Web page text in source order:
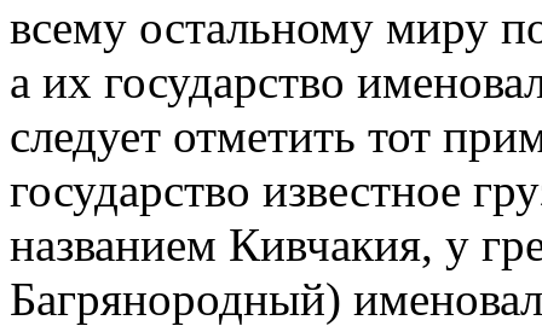
всему остальному миру
а их государство
следует отметить тот
государство известное
названием Кивчакия, у
Багрянородный)